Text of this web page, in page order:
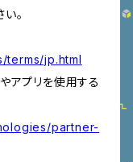
。
terms/jp.html
アプリを使用する
partner-